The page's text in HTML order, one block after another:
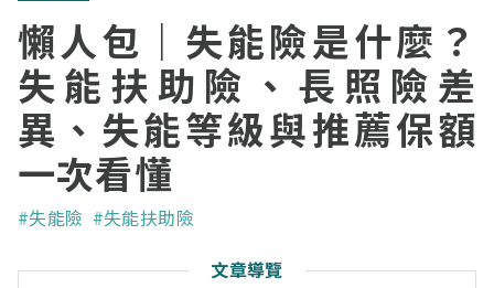
懶人包｜失能險是什麼？
失能扶助險、長照險差
異、失能等級與推薦保額
一次看懂
#失能險 #失能扶助險
文章導覽